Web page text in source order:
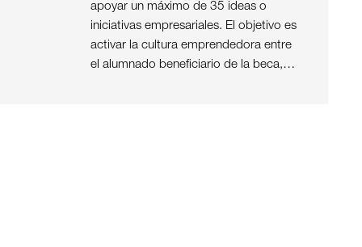
apoyar un máximo de 35 ideas o
iniciativas empresariales. El objetivo es
activar la cultura emprendedora entre
el alumnado beneficiario de la beca,…